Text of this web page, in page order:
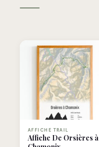
AFFICHE TRAIL
Affiche De Orsières à